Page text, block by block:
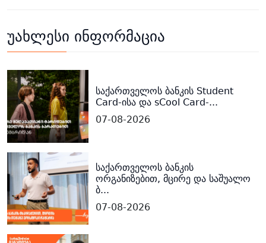
უახლესი ინფორმაცია
საქართველოს ბანკის Student
Card-ისა და sCool Card-...
07-08-2026
საქართველოს ბანკის
ორგანიზებით, მცირე და საშუალო
ბ...
07-08-2026